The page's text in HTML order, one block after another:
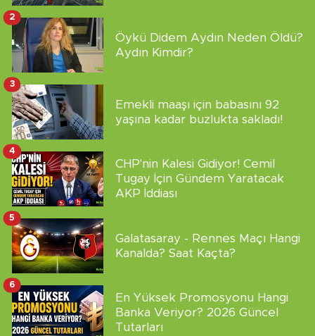
Öykü Didem Aydın Neden Öldü?
Aydın Kimdir?
2
Emekli maaşı için babasını 92
yaşına kadar buzlukta sakladı!
3
CHP'nin Kalesi Gidiyor! Cemil
Tugay İçin Gündem Yaratacak
AKP İddiası
4
Galatasaray - Rennes Maçı Hangi
Kanalda? Saat Kaçta?
5
En Yüksek Promosyonu Hangi
Banka Veriyor? 2026 Güncel
Tutarları
6